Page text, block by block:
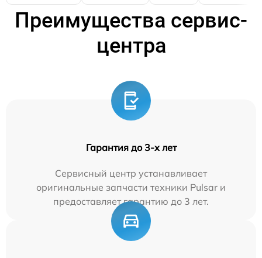
Преимущества сервис-
центра
Гарантия до 3-х лет
Сервисный центр устанавливает
оригинальные запчасти техники Pulsar и
предоставляет гарантию до 3 лет.